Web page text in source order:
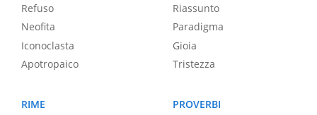
Refuso
Neofita
Iconoclasta
Apotropaico
Riassunto
Paradigma
Gioia
Tristezza
RIME
PROVERBI